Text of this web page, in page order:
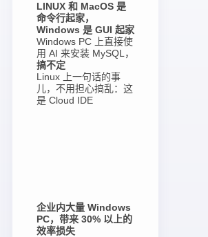
LINUX 和 MacOS 是
命令行起家，
Windows 是 GUI 起家
Windows PC 上直接使
用 AI 来安装 MySQL，
搞不定
Linux 上一句话的事
儿，不用担心搞乱：这
是 Cloud IDE
企业内大量 Windows
PC，带来 30% 以上的
效率损失